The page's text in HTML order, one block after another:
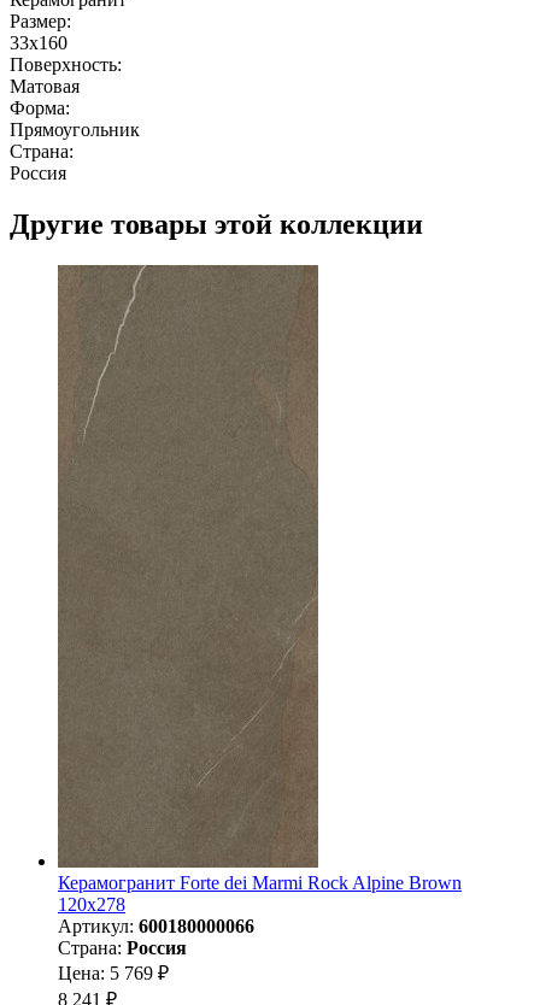
Размер:
33x160
Поверхность:
Матовая
Форма:
Прямоугольник
Страна:
Россия
Другие товары этой коллекции
Керамогранит Forte dei Marmi Rock Alpine Brown
120x278
Артикул: 600180000066
Страна: Россия
Цена: 5 769 ₽
8 241 ₽